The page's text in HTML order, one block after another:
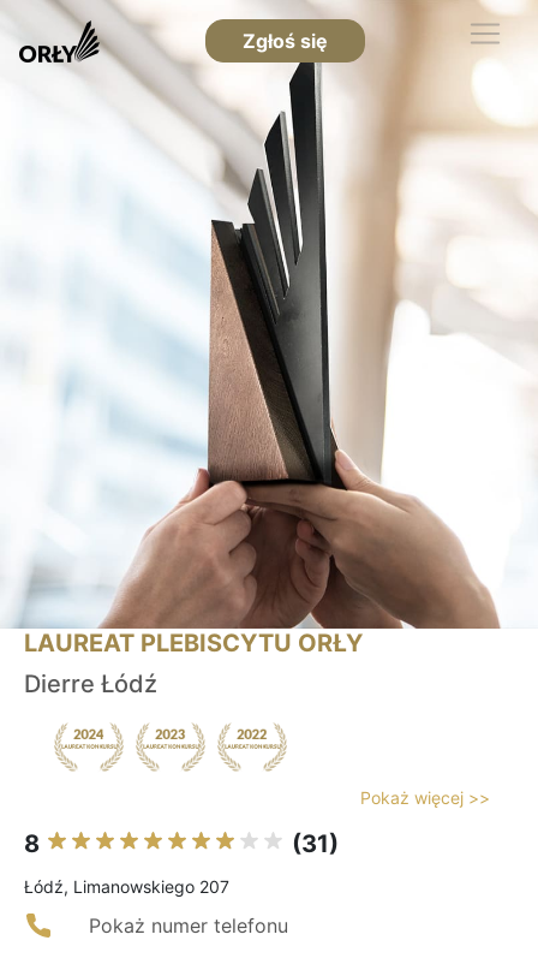
Zgłoś się
LAUREAT PLEBISCYTU ORŁY
Dierre Łódź
Pokaż więcej >>
8 (31)
Łódź, Limanowskiego 207
Pokaż numer telefonu